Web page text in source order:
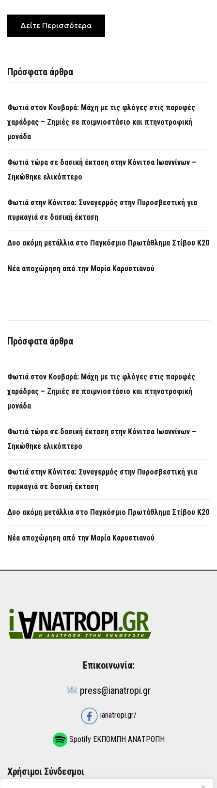
Δείτε Περισσότερα
Πρόσφατα άρθρα
Φωτιά στον Κουβαρά: Μάχη με τις φλόγες στις παρυφές
χαράδρας – Ζημιές σε ποιμνιοστάσιο και πτηνοτροφική
μονάδα
Φωτιά τώρα σε δασική έκταση στην Κόνιτσα Ιωαννίνων –
Σηκώθηκε ελικόπτερο
Φωτιά στην Κόνιτσα: Συναγερμός στην Πυροσβεστική για
πυρκαγιά σε δασική έκταση
Δυο ακόμη μετάλλια στο Παγκόσμιο Πρωτάθλημα Στίβου Κ20
Νέα αποχώρηση από την Μαρία Καρυστιανού
Πρόσφατα άρθρα
Φωτιά στον Κουβαρά: Μάχη με τις φλόγες στις παρυφές
χαράδρας – Ζημιές σε ποιμνιοστάσιο και πτηνοτροφική
μονάδα
Φωτιά τώρα σε δασική έκταση στην Κόνιτσα Ιωαννίνων –
Σηκώθηκε ελικόπτερο
Φωτιά στην Κόνιτσα: Συναγερμός στην Πυροσβεστική για
πυρκαγιά σε δασική έκταση
Δυο ακόμη μετάλλια στο Παγκόσμιο Πρωτάθλημα Στίβου Κ20
Νέα αποχώρηση από την Μαρία Καρυστιανού
Επικοινωνία:
press@ianatropi.gr
ianatropi.gr/
Spotify ΕΚΠΟΜΠΗ ΑΝΑΤΡΟΠΗ
Χρήσιμοι Σύνδεσμοι